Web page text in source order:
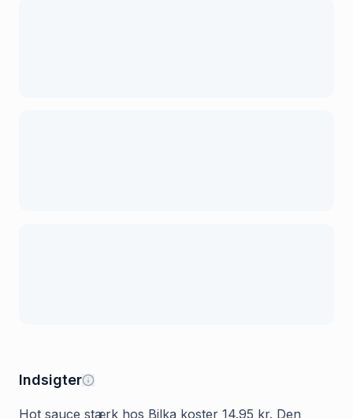
Indsigter
Hot sauce stærk hos Bilka koster 14.95 kr. Den